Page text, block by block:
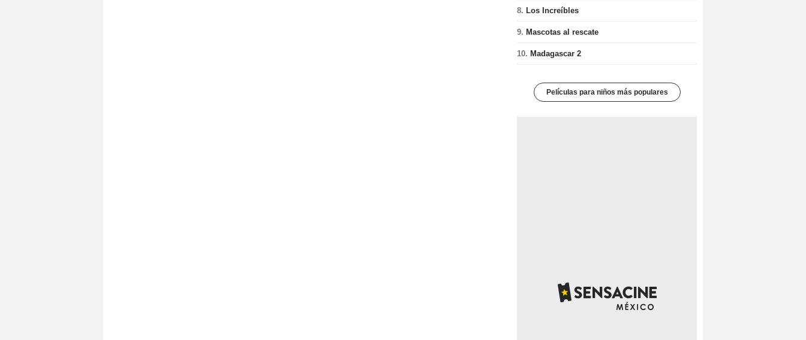
8. Los Increíbles
9. Mascotas al rescate
10. Madagascar 2
Películas para niños más populares